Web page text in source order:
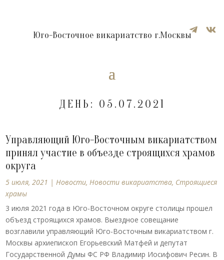
 
Юго-Восточное викариатство г.Москвы
ДЕНЬ: 05.07.2021
Управляющий Юго-Восточным викариатством
принял участие в объезде строящихся храмов
округа
5 июля, 2021 |Новости,Новости викариатства, Строящиеся
храмы
3 июля 2021 года в Юго-Восточном округе столицы прошел
объезд строящихся храмов. Выездное совещание
возглавили управляющий Юго-Восточным викариатством г.
Москвы архиепископ Егорьевский Матфей и депутат
Государственной Думы ФС РФ Владимир Иосифович Ресин. В